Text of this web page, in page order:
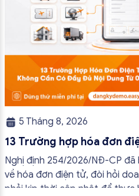
5 Tháng 8, 2026
13 Trường hợp hóa đơn
đủ nội dung từ 01/7/2026
Nghị định 254/2026/NĐ-CP đã
về hóa đơn điện tử, đòi hỏi
phải kịp thời cập nhật để thực